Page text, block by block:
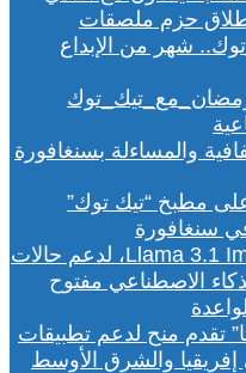
حزم ملصقات
مطبخ “تيك توك”
سنغافورة
تقدم منح لدعم تطبيقات
والشرق الأوسط